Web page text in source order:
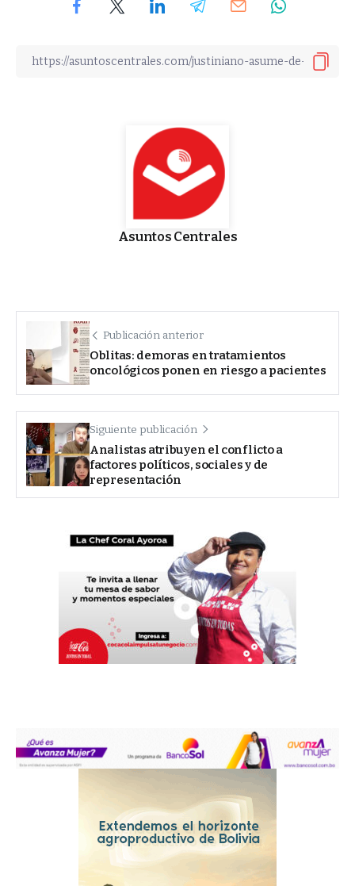
Asuntos Centrales
Publicación anterior
Oblitas: demoras en tratamientos
oncológicos ponen en riesgo a pacientes
Siguiente publicación
Analistas atribuyen el conflicto a
factores políticos, sociales y de
representación